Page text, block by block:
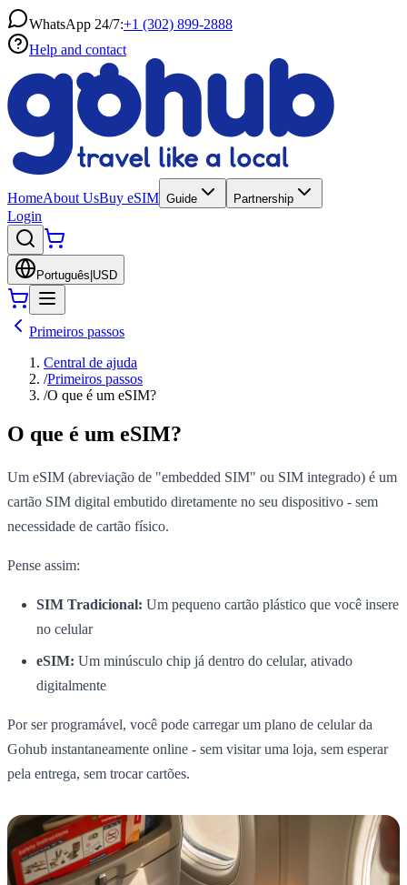
WhatsApp 24/7:+1 (302) 899-2888
Help and contact
HomeAbout UsBuy eSIM Guide Partnership
Login
Português USD
Primeiros passos
Central de ajuda
/Primeiros passos
/O que é um eSIM?
O que é um eSIM?
Um eSIM (abreviação de "embedded SIM" ou SIM integrado) é um
cartão SIM digital embutido diretamente no seu dispositivo - sem
necessidade de cartão físico.
Pense assim:
SIM Tradicional: Um pequeno cartão plástico que você insere
no celular
eSIM: Um minúsculo chip já dentro do celular, ativado
digitalmente
Por ser programável, você pode carregar um plano de celular da
Gohub instantaneamente online - sem visitar uma loja, sem esperar
pela entrega, sem trocar cartões.